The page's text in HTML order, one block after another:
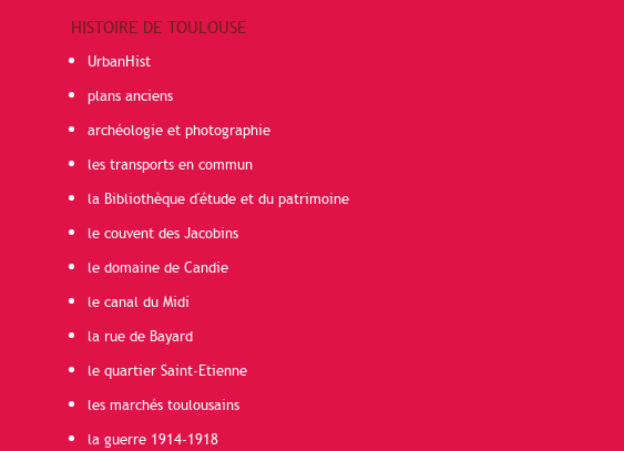
HISTOIRE DE TOULOUSE
UrbanHist
plans anciens
archéologie et photographie
les transports en commun
la Bibliothèque d'étude et du patrimoine
le couvent des Jacobins
le domaine de Candie
le canal du Midi
la rue de Bayard
le quartier Saint-Etienne
les marchés toulousains
la guerre 1914-1918